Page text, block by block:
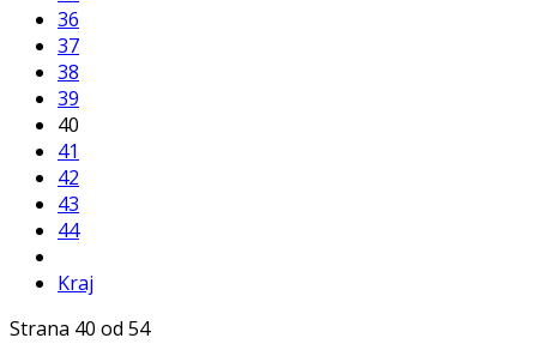
36
37
38
39
40
41
42
43
44
Kraj
Strana 40 od 54